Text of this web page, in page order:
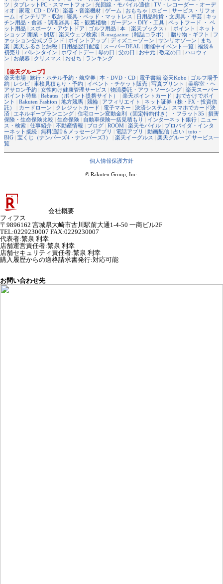
ツ | タブレットPC・スマートフォン | 光回線・モバイル通信 | TV・レコーダー・オーデ
ィオ | 家電 | CD・DVD | 楽器・音楽機材 | ゲーム | おもちゃ | ホビー | サービス・リフォ
ーム | インテリア・収納 | 寝具・ベッド・マットレス | 日用品雑貨・文房具・手芸 | キッ
チン用品・食器・調理器具 | 花・観葉植物 | ガーデン・DIY・工具 | ペットフード ・ ペ
ット用品 | スポーツ・アウトドア | ゴルフ用品 | 本 （楽天ブックス ） | ポイント | ネット
ショップ 開業・開店 | 楽天ウェブ検索 | R-magazine（雑誌コラボ） | 贈り物・ギフト | フ
ァッション公式ブランド | ポイントアップ| ディズニーゾーン | サンリオゾーン | まち
楽 | 楽天ふるさと納税 | 日用品翌日配達 | スーパーDEAL | 開催中イベント一覧 | 福袋＆
初売り | バレンタイン | ホワイトデー | 母の日 | 父の日 | お中元 | 敬老の日 | ハロウィ
ン | お歳暮 | クリスマス | おせち | ランキング
【楽天グループ】
楽天市場 | 旅行・ホテル予約・航空券 | 本・DVD・CD | 電子書籍 楽天Kobo | ゴルフ場予
約 | レシピ | 車検見積もり・予約 | イベント・チケット販売 | 写真プリント | 美容室・ヘ
アサロン予約 | 女性向け健康管理サービス | 物流委託・アウトソーシング | 楽天スーパー
ポイント特集 | Rebates（ポイント提携サイト） | 楽天ポイントカード | おでかけでポイ
ント | Rakuten Fashion | 地方競馬 | 競輪 | アフィリエイト | ネット証券（株・FX・投資信
託）
| カードローン | クレジットカード | 電子マネー | 決済システム | スマホでカード決
済 | エネルギープランニング | 住宅ローン変動金利（固定特約付き）・フラット35 | 損害
保険・生命保険比較 | 生命保険 | 自動車保険一括見積もり | インターネット銀行 | ニュー
ス・検索 | 仕事紹介 | 不動産情報 | ブログ | ROOM | 楽天モバイル | プロバイダ・インタ
ーネット接続 | 無料通話＆メッセージアプリ | 電話アプリ | 動画配信 | 占い | toto・
BIG | 宝くじ（ナンバーズ4・ナンバーズ3） | 楽天イーグルス | 楽天グループ サービス一
覧
個人情報保護方針
© Rakuten Group, Inc.
会社概要
フィフス
〒9896162 宮城県大崎市古川駅前大通1-4-50 一商ビル2F
TEL:0229230007 FAX:0229230007
代表者:繁泉 利幸
店舗運営責任者:繁泉 利幸
店舗セキュリティ責任者:繁泉 利幸
購入履歴からの適格請求書発行:対応可能
お問い合わせ先